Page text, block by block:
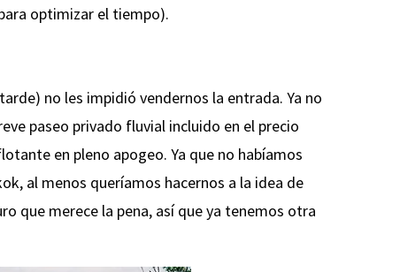
optimizar el tiempo).
no les impidió vendernos la entrada. Ya no
paseo privado fluvial incluido en el precio
en pleno apogeo. Ya que no habíamos
al menos queríamos hacernos a la idea de
que merece la pena, así que ya tenemos otra